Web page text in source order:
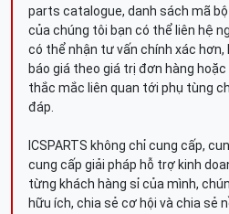
parts catalogue, danh sách mã
của chúng tôi bạn có thể liên hệ
có thể nhận tư vấn chính xác
báo giá theo giá trị đơn hàng
thắc mắc liên quan tới phụ tùng
đáp.
ICSPARTS không chỉ cung cấp,
cung cấp giải pháp hỗ trợ kinh
từng khách hàng sỉ của mình,
hữu ích, chia sẻ cơ hội và chia sẻ